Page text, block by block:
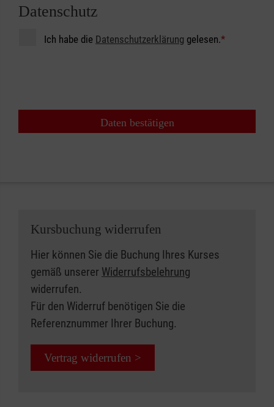
Datenschutz
Ich habe die Datenschutzerklärung gelesen.*
Daten bestätigen
Kursbuchung widerrufen
Hier können Sie die Buchung Ihres Kurses
gemäß unserer Widerrufsbelehrung
widerrufen.
Für den Widerruf benötigen Sie die
Referenznummer Ihrer Buchung.
Vertrag widerrufen >